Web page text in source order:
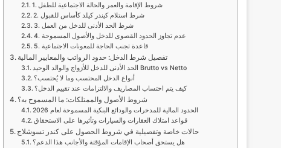
1. شروط الإقامة والعمر والحالة الاجتماعية للطفل
2. شرط استلام كيندر كيلد كأساس للقبول
3. شرط الحد الأدنى للدخل من العمل
4. عدم تجاوز الحدود القصوى للدخل والأصول المسموحة
5. قاعدة تجنب الحاجة للمعونات الاجتماعية
تفصيل شرط الدخل: حدود الرواتب والمعايير المالية
الحد الأدنى للدخل للأزواج والوالد الوحيد Brutto vs Netto
أنواع الدخل المحتسب وما لا يُحتسب؟
كيف يتم احتساب المصاريف والالتزامات عند تقييم الدخل؟
شروط الأصول والممتلكات: ما المسموح به؟
الحدود المالية للمدخرات والودائع البنكية المسموحة لعام 2026
قواعد امتلاك العقارات والسيارات وتأثيرها على الاستحقاق
حالات خاصة وتفصيلية في شروط الحصول على كندر تسوشلاج
هل يستحق أصحاب الإقامات المؤقتة والأجانب هذا الدعم؟